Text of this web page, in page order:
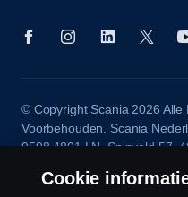
© Copyright Scania 2026 Alle
Voorbehouden. Scania
9598 4801 LN, Spinveld 57,
Cookie